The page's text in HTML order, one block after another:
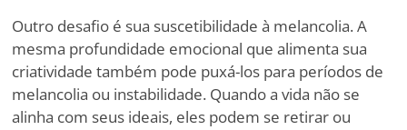
Outro desafio é sua suscetibilidade à melancolia. A
mesma profundidade emocional que alimenta sua
criatividade também pode puxá-los para períodos de
melancolia ou instabilidade. Quando a vida não se
alinha com seus ideais, eles podem se retirar ou